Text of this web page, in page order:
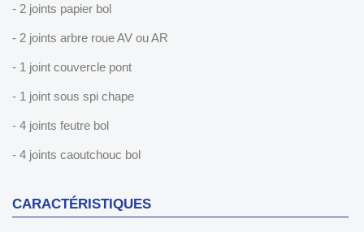
- 2 joints papier bol
- 2 joints arbre roue AV ou AR
- 1 joint couvercle pont
- 1 joint sous spi chape
- 4 joints feutre bol
- 4 joints caoutchouc bol
CARACTÉRISTIQUES